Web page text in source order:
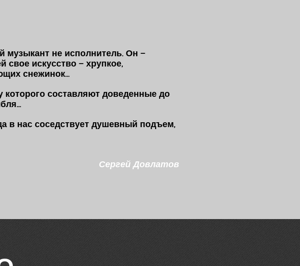
музыкант не исполнитель. Он –
свое искусство – хрупкое,
снежинок...
которого составляют доведенные до
в нас соседствует душевный подъем,
Сергей Довлатов